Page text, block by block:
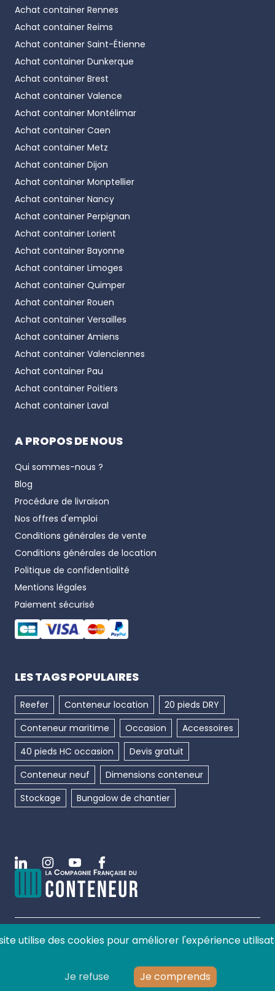
Achat container Rennes
Achat container Reims
Achat container Saint-Étienne
Achat container Dunkerque
Achat container Brest
Achat container Valence
Achat container Montélimar
Achat container Caen
Achat container Metz
Achat container Dijon
Achat container Monptellier
Achat container Nancy
Achat container Perpignan
Achat container Lorient
Achat container Bayonne
Achat container Limoges
Achat container Quimper
Achat container Rouen
Achat container Versailles
Achat container Amiens
Achat container Valenciennes
Achat container Pau
Achat container Poitiers
Achat container Laval
A PROPOS DE NOUS
Qui sommes-nous ?
Blog
Procédure de livraison
Nos offres d'emploi
Conditions générales de vente
Conditions générales de location
Politique de confidentialité
Mentions légales
Paiement sécurisé
LES TAGS POPULAIRES
Reefer Conteneur location
20 pieds DRY
Conteneur maritime
Occasion
Accessoires
40 pieds HC occasion
Devis gratuit
Conteneur neuf
Dimensions conteneur
Stockage
Bungalow de chantier
LinkedinInstagramYoutubeFacebook
©2026La compagnie française du conteneur, tous
utilise des cookies pour améliorer l'expérience
Je refuse Je comprends